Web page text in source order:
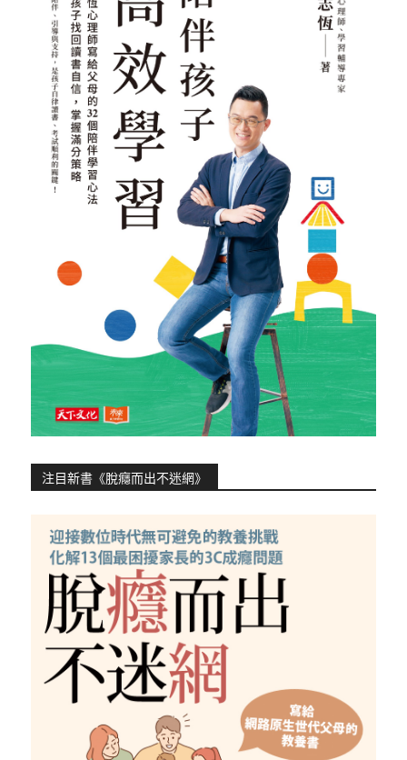
注目新書《脫癮而出不迷網》